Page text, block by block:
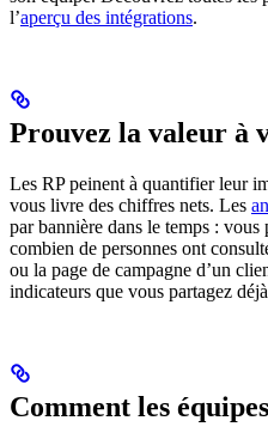
l’aperçu des intégrations.
Prouvez la valeur à
Les RP peinent à quantifier leur
vous livre des chiffres nets. Les
par bannière dans le temps :
combien de personnes ont
ou la page de campagne d’un
indicateurs que vous partagez
Comment les